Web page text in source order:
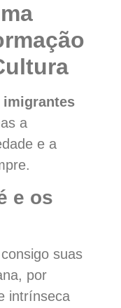
imigrantes
a
e a
e os
suas
por
intrínseca